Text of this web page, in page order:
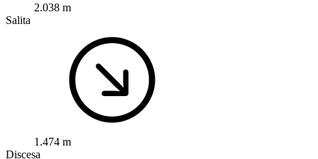
2.038 m
Salita
1.474 m
Discesa